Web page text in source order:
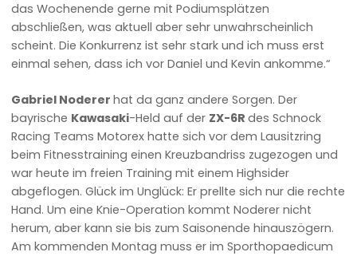
das Wochenende gerne mit Podiumsplätzen
abschließen, was aktuell aber sehr unwahrscheinlich
scheint. Die Konkurrenz ist sehr stark und ich muss erst
einmal sehen, dass ich vor Daniel und Kevin ankomme.“
Gabriel Nodererhat da ganz andere Sorgen. Der
bayrische Kawasaki-Held auf der ZX-6Rdes Schnock
Racing Teams Motorex hatte sich vor dem Lausitzring
beim Fitnesstraining einen Kreuzbandriss zugezogen und
war heute im freien Training mit einem Highsider
abgeflogen. Glück im Unglück: Er prellte sich nur die rechte
Hand. Um eine Knie-Operation kommt Noderer nicht
herum, aber kann sie bis zum Saisonende hinauszögern.
Am kommenden Montag muss er im Sporthopaedicum